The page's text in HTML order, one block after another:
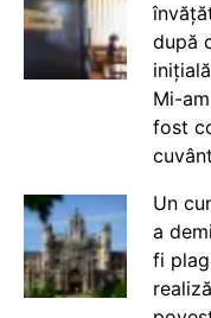
după
Mi-
fost
Un
a
fi